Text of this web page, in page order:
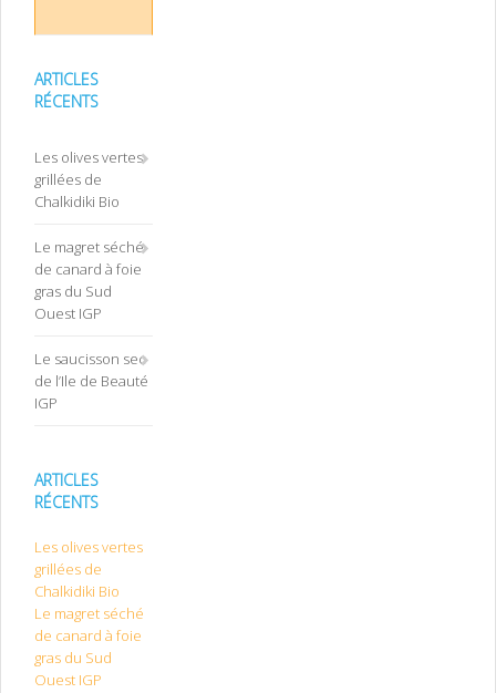
ARTICLES
RÉCENTS
Les olives vertes
grillées de
Chalkidiki Bio
Le magret séché
de canard à foie
gras du Sud
Ouest IGP
Le saucisson sec
de l’Ile de Beauté
IGP
ARTICLES
RÉCENTS
Les olives vertes
grillées de
Chalkidiki Bio
Le magret séché
de canard à foie
gras du Sud
Ouest IGP